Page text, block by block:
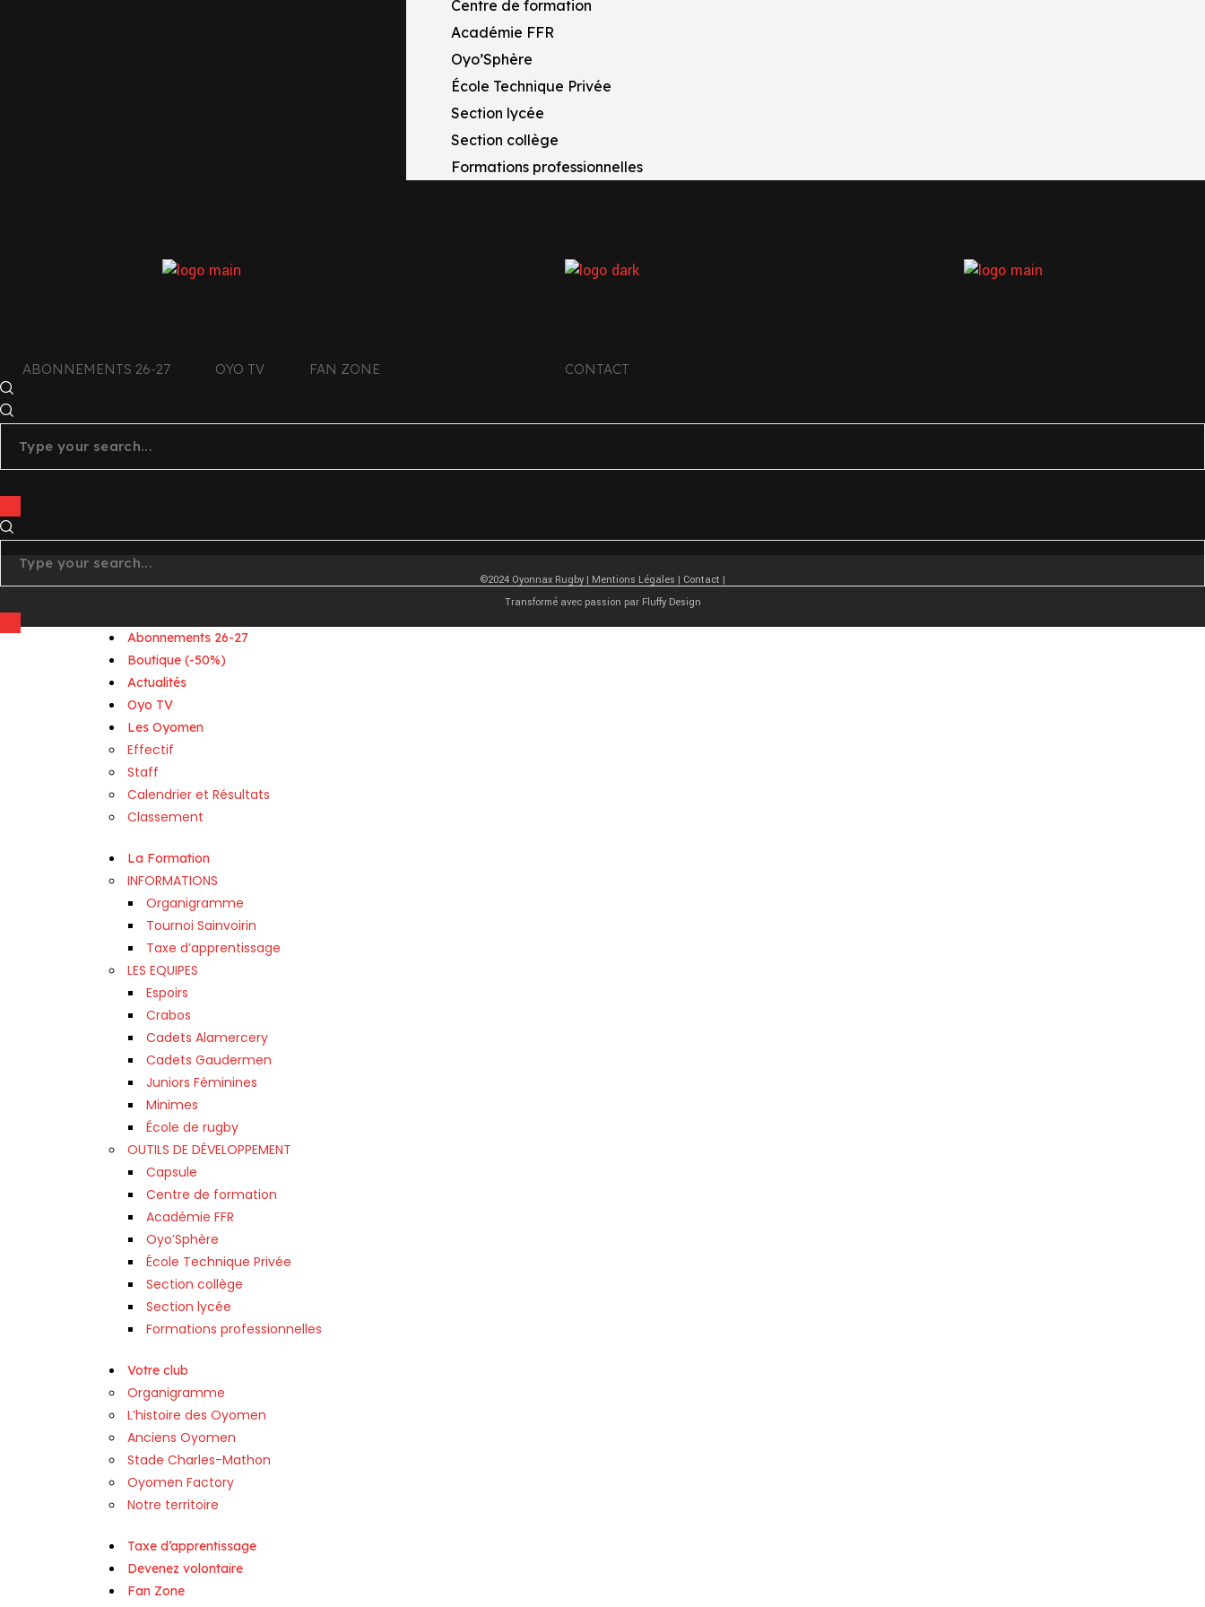
Centre de formation
Académie FFR
Oyo’Sphère
École Technique Privée
Section lycée
Section collège
Formations professionnelles
ABONNEMENTS 26-27 OYO TV FAN ZONE CONTACT
facebook
tiktok
©2024 Oyonnax Rugby | Mentions Légales | Contact |
Transformé avec passion par Fluffy Design
Abonnements 26-27
Boutique (-50%)
Actualités
Oyo TV
Les Oyomen
Effectif
Staff
Calendrier et Résultats
Classement
La Formation
INFORMATIONS
Organigramme
Tournoi Sainvoirin
Taxe d’apprentissage
LES EQUIPES
Espoirs
Crabos
Cadets Alamercery
Cadets Gaudermen
Juniors Féminines
Minimes
École de rugby
OUTILS DE DÉVELOPPEMENT
Capsule
Centre de formation
Académie FFR
Oyo’Sphère
École Technique Privée
Section collège
Section lycée
Formations professionnelles
Votre club
Organigramme
L’histoire des Oyomen
Anciens Oyomen
Stade Charles-Mathon
Oyomen Factory
Notre territoire
Taxe d’apprentissage
Devenez volontaire
Fan Zone